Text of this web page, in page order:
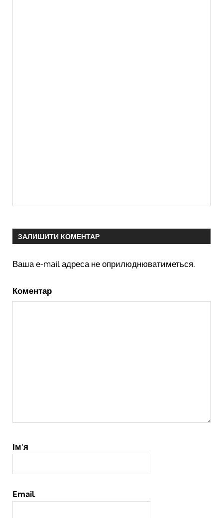
ЗАЛИШИТИ КОМЕНТАР
Ваша e-mail адреса не оприлюднюватиметься.
Коментар
Ім'я
Email